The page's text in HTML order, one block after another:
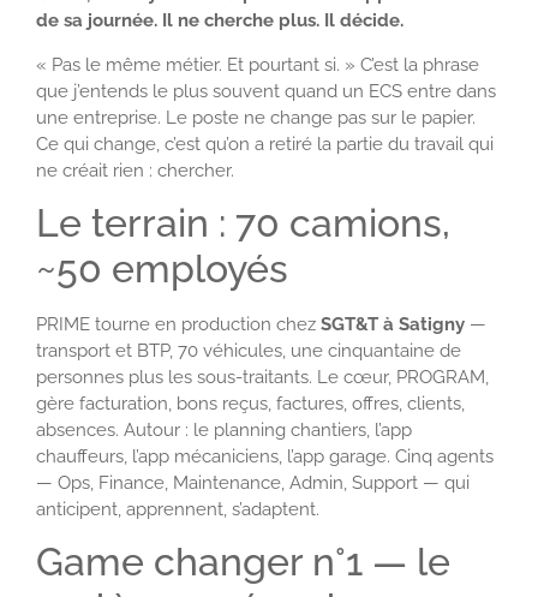
de sa journée. Il ne cherche plus. Il décide.
« Pas le même métier. Et pourtant si. » C’est la phrase
que j’entends le plus souvent quand un ECS entre dans
une entreprise. Le poste ne change pas sur le papier.
Ce qui change, c’est qu’on a retiré la partie du travail qui
ne créait rien : chercher.
Le terrain : 70 camions,
~50 employés
PRIME tourne en production chez SGT&T à Satigny —
transport et BTP, 70 véhicules, une cinquantaine de
personnes plus les sous-traitants. Le cœur, PROGRAM,
gère facturation, bons reçus, factures, offres, clients,
absences. Autour : le planning chantiers, l’app
chauffeurs, l’app mécaniciens, l’app garage. Cinq agents
— Ops, Finance, Maintenance, Admin, Support — qui
anticipent, apprennent, s’adaptent.
Game changer n°1 — le